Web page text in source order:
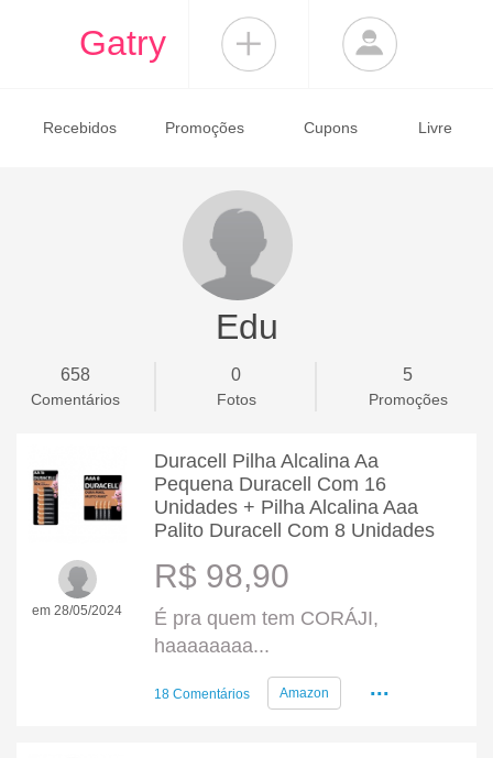
Gatry
Recebidos Promoções Cupons Livre
Edu
658
Comentários
0
Fotos
5
Promoções
em 28/05/2024
Duracell Pilha Alcalina Aa
Pequena Duracell Com 16
Unidades + Pilha Alcalina Aaa
Palito Duracell Com 8 Unidades
R$ 98,90
É pra quem tem CORÁJI,
haaaaaaaa...
18 Comentários Amazon ...